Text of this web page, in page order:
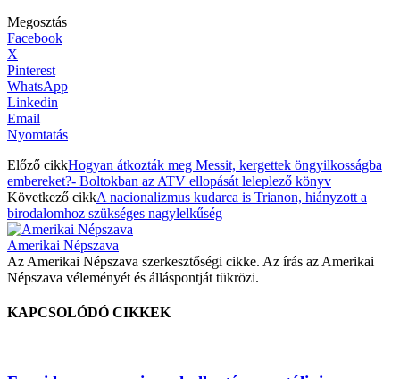
Megosztás
Facebook
X
Pinterest
WhatsApp
Linkedin
Email
Nyomtatás
Előző cikkHogyan átkozták meg Messit, kergettek öngyilkosságba
embereket?- Boltokban az ATV ellopását leleplező könyv
Következő cikkA nacionalizmus kudarca is Trianon, hiányzott a
birodalomhoz szükséges nagylelkűség
Amerikai Népszava
Az Amerikai Népszava szerkesztőségi cikke. Az írás az Amerikai
Népszava véleményét és álláspontját tükrözi.
KAPCSOLÓDÓ CIKKEK